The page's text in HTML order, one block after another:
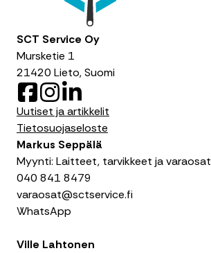
SCT Service Oy
Mursketie 1
21420 Lieto, Suomi
F
a
c
e
o
k
n
s
t
g
a
m
i
n
k
d
Uutiset ja artikkelit
Tietosuojaseloste
Markus Seppälä
Myynti: Laitteet, tarvikkeet ja varaosat
040 841 8479
varaosat@sctservice.fi
WhatsApp
Ville Lahtonen